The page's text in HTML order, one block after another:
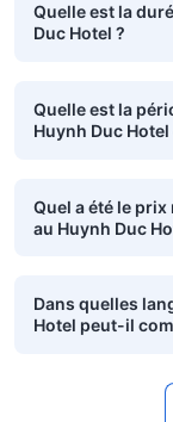
Quelle est la
Duc Hotel ?
Quelle est la
Huynh Duc
Quel a été le
au Huynh Duc
Dans quelles
Hotel peut-il